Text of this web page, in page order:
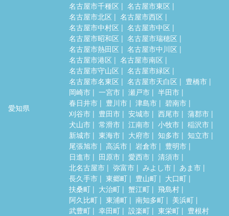
愛知県
名古屋市千種区
名古屋市東区
名古屋市北区
名古屋市西区
名古屋市中村区
名古屋市中区
名古屋市昭和区
名古屋市瑞穂区
名古屋市熱田区
名古屋市中川区
名古屋市港区
名古屋市南区
名古屋市守山区
名古屋市緑区
名古屋市名東区
名古屋市天白区
豊橋市
岡崎市
一宮市 瀬戸市
半田市
春日井市
豊川市 津島市
碧南市
刈谷市
豊田市 安城市 西尾市
蒲郡市
犬山市
常滑市 江南市 小牧市
稲沢市
新城市
東海市 大府市 知多市
知立市
尾張旭市
高浜市 岩倉市
豊明市
日進市
田原市 愛西市
清須市
北名古屋市
弥富市 みよし市
あま市
長久手市
東郷町 豊山町
大口町
扶桑町
大治町 蟹江町
飛島村
阿久比町
東浦町 南知多町
美浜町
武豊町
幸田町 設楽町 東栄町 豊根村